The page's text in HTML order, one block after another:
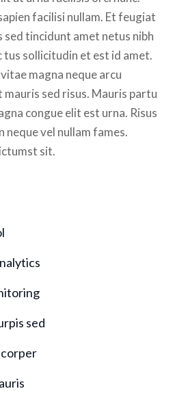
facilisi nullam. Et feugiat
sed tincidunt amet netus nibh
tus sollicitudin et est id amet.
magna neque arcu
mauris sed risus. Mauris partu
congue elit est urna. Risus
neque vel nullam fames.
sit.
sed